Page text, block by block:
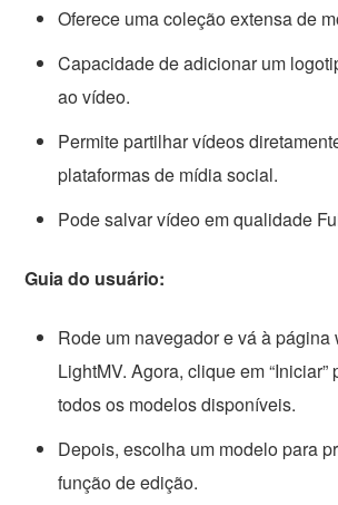
Oferece uma coleção extensa de
Capacidade de adicionar um
ao vídeo.
Permite partilhar vídeos
plataformas de mídia social.
Pode salvar vídeo em qualidade
Guia do usuário:
Rode um navegador e vá à
LightMV. Agora, clique em “Iniciar”
todos os modelos disponíveis.
Depois, escolha um modelo para
função de edição.